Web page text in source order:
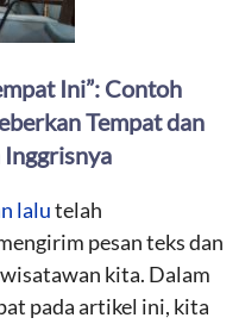
Ini”: Contoh
Tempat dan
Inggrisnya
lalutelah
pesan teks dan
kita. Dalam
pada artikel ini, kita